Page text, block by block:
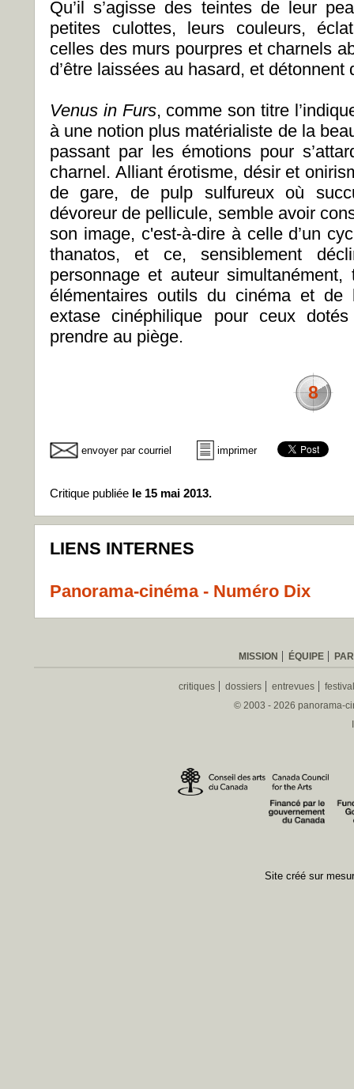
Qu’il s’agisse des teintes de leur
petites culottes, leurs couleurs,
celles des murs pourpres et charnels
d’être laissées au hasard, et
Venus in Furs, comme son titre
à une notion plus matérialiste de la
passant par les émotions pour
charnel. Alliant érotisme, désir et
de gare, de pulp sulfureux où
dévoreur de pellicule, semble avoir
son image, c'est-à-dire à celle d’un
thanatos, et ce, sensiblement
personnage et auteur
élémentaires outils du cinéma et
extase cinéphilique pour ceux
prendre au piège.
8
envoyer par courriel imprimer
Critique publiée le 15 mai 2013.
LIENS INTERNES
Panorama-cinéma - Numéro Dix
MISSION ÉQUIPE
critiques dossiers entrevues
© 2003 - 2026 panorama-
Site créé sur